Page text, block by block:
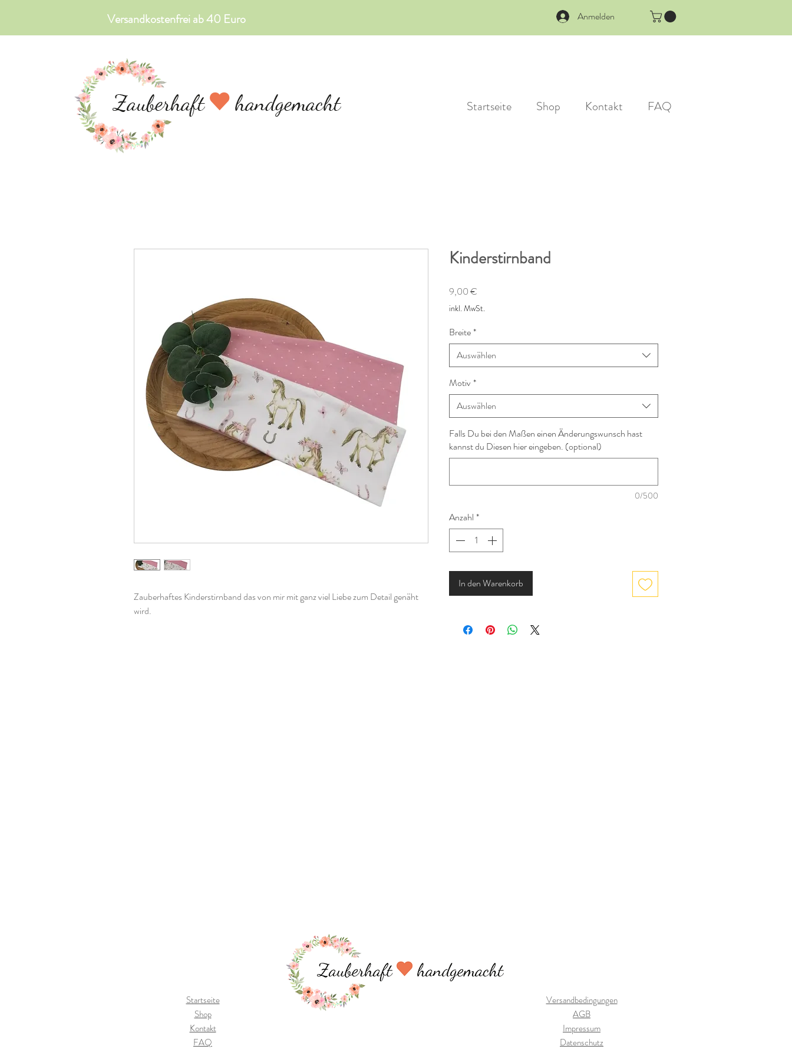
Versandkostenfrei ab 40 Euro Anmelden
Startseite Shop Kontakt FAQ
Zauberhaftes Kinderstirnband das von mir mit ganz viel Liebe zum Detail genäht
wird.
Kinderstirnband
9,00 €
inkl. MwSt.
Breite*
Auswählen
Motiv*
Auswählen
Falls Du bei den Maßen einen Änderungswunsch hast
kannst du Diesen hier eingeben. (optional)
0/500
Anzahl *
In den Warenkorb
Startseite
Shop
Kontakt
FAQ
Versandbedingungen
AGB
Impressum
Datenschutz